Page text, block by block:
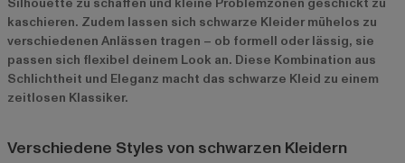
kaschieren. Zudem lassen sich schwarze Kleider mühelos zu
verschiedenen Anlässen tragen – ob formell oder lässig, sie
passen sich flexibel deinem Look an. Diese Kombination aus
Schlichtheit und Eleganz macht das schwarze Kleid zu einem
zeitlosen Klassiker.
Verschiedene Styles von schwarzen Kleidern